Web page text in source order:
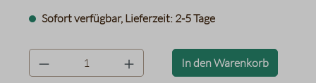
Sofort verfügbar, Lieferzeit: 2-5 Tage
product.quantityLabel In den Warenkorb